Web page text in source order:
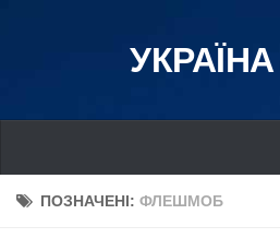
УКРАЇНА
Україна
ПОЗНАЧЕНІ: ФЛЕШМОБ